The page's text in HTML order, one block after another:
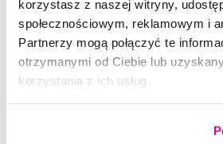
korzystasz z naszej witryny,
społecznościowym, reklamowym i
Partnerzy mogą połączyć te
otrzymanymi od Ciebie lub
korzystania z ich usług.
Zawartość opakowania: 4 szt
Ocena